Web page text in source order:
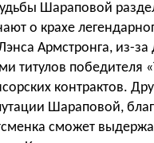
Шараповой
о крахе
Армстронга, из-за
титулов победителя
контрактов.
Шараповой,
сможет